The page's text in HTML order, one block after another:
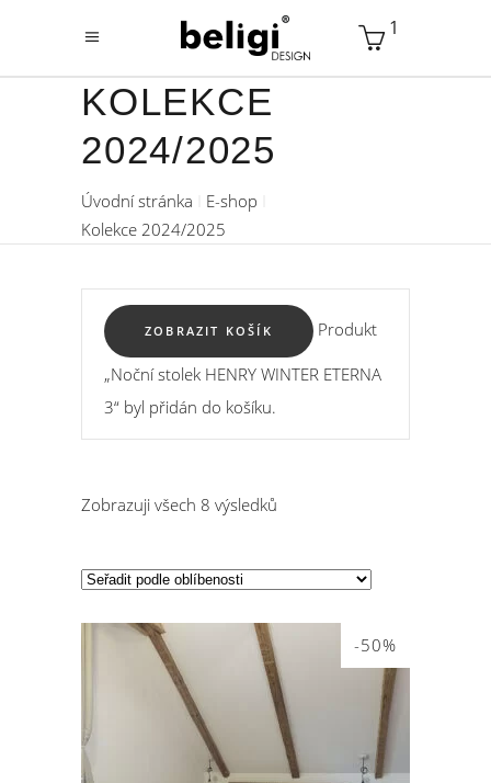
1
KOLEKCE
2024/2025
Úvodní stránka
E-shop
Kolekce 2024/2025
ZOBRAZIT KOŠÍK Produkt
„Noční stolek HENRY WINTER ETERNA
3“ byl přidán do košíku.
Zobrazuji všech 8 výsledků
-50%